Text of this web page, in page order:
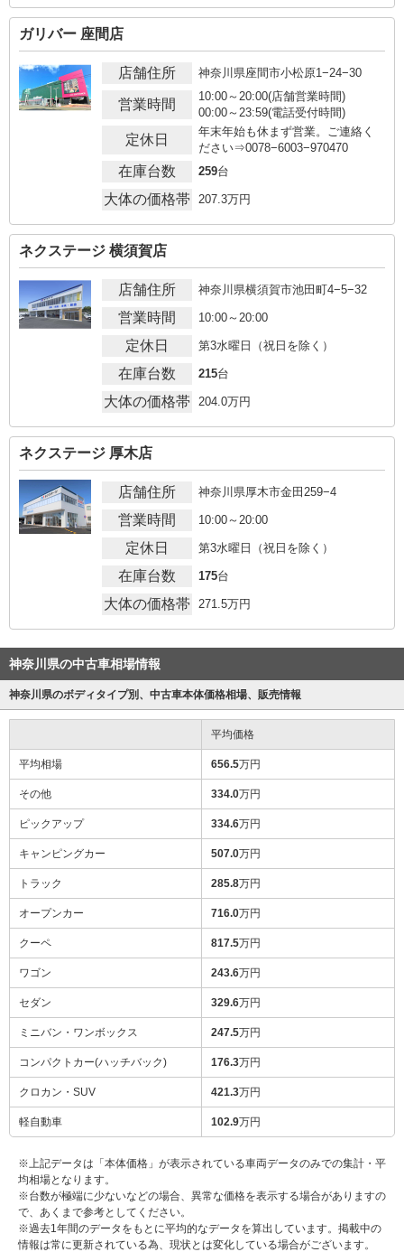
ガリバー 座間店
店舗住所 神奈川県座間市小松原1−24−30
営業時間
10:00～20:00(店舗営業時間)
00:00～23:59(電話受付時間)
定休日
年末年始も休まず営業。ご連絡く
ださい⇒0078−6003−970470
在庫台数 259台
大体の価格帯 207.3万円
ネクステージ 横須賀店
店舗住所 神奈川県横須賀市池田町4−5−32
営業時間 10:00～20:00
定休日 第3水曜日（祝日を除く）
在庫台数 215台
大体の価格帯 204.0万円
ネクステージ 厚木店
店舗住所 神奈川県厚木市金田259−4
営業時間 10:00～20:00
定休日 第3水曜日（祝日を除く）
在庫台数 175台
大体の価格帯 271.5万円
神奈川県の中古車相場情報
神奈川県のボディタイプ別、中古車本体価格相場、販売情報
平均価格
平均相場 656.5万円
その他 334.0万円
ピックアップ 334.6万円
キャンピングカー 507.0万円
トラック 285.8万円
オープンカー 716.0万円
クーペ 817.5万円
ワゴン 243.6万円
セダン 329.6万円
ミニバン・ワンボックス 247.5万円
コンパクトカー(ハッチバック) 176.3万円
クロカン・SUV 421.3万円
軽自動車 102.9万円
※上記データは「本体価格」が表示されている車両データのみでの集計・平
均相場となります。
※台数が極端に少ないなどの場合、異常な価格を表示する場合がありますの
で、あくまで参考としてください。
※過去1年間のデータをもとに平均的なデータを算出しています。掲載中の
情報は常に更新されている為、現状とは変化している場合がございます。